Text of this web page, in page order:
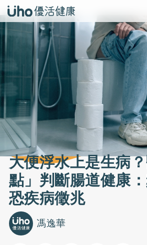
大便浮水上是生病
點」判斷腸道健康
恐疾病徵兆
馮逸華